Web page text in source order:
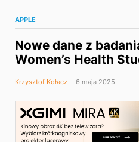
APPLE
Nowe dane z
Women’s Health
Krzysztof Kołacz 6 maja 2025